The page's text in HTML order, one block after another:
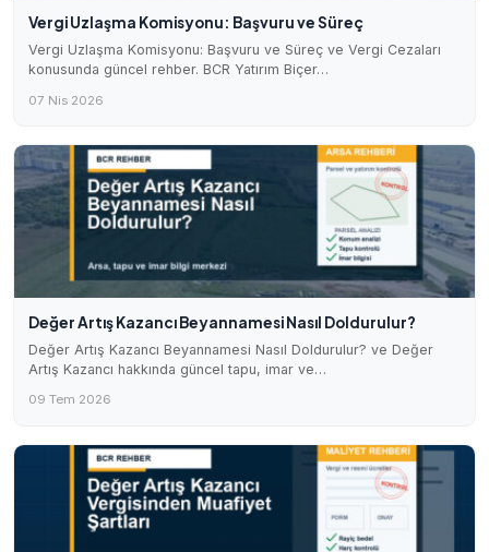
Vergi Uzlaşma Komisyonu: Başvuru ve Süreç
Vergi Uzlaşma Komisyonu: Başvuru ve Süreç ve Vergi Cezaları
konusunda güncel rehber. BCR Yatırım Biçer…
07 Nis 2026
Değer Artış Kazancı Beyannamesi Nasıl Doldurulur?
Değer Artış Kazancı Beyannamesi Nasıl Doldurulur? ve Değer
Artış Kazancı hakkında güncel tapu, imar ve…
09 Tem 2026